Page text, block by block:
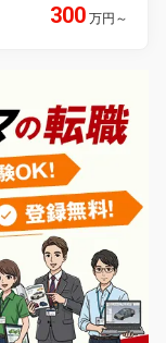
300 万円 ～